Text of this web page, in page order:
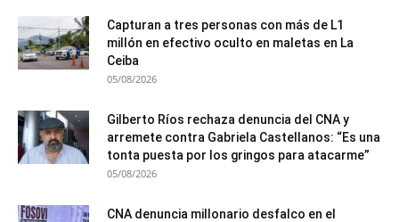
Capturan a tres personas con más de L1
millón en efectivo oculto en maletas en La
Ceiba
05/08/2026
Gilberto Ríos rechaza denuncia del CNA y
arremete contra Gabriela Castellanos: “Es una
tonta puesta por los gringos para atacarme”
05/08/2026
CNA denuncia millonario desfalco en el